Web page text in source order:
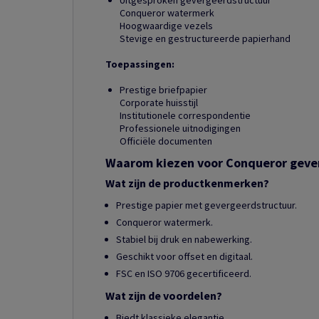
Conqueror watermerk
Hoogwaardige vezels
Stevige en gestructureerde papierhand
Toepassingen:
Prestige briefpapier
Corporate huisstijl
Institutionele correspondentie
Professionele uitnodigingen
Officiële documenten
Waarom kiezen voor Conqueror
Wat zijn de productkenmerken?
Prestige papier met gevergeerdstructuur.
Conqueror watermerk.
Stabiel bij druk en nabewerking.
Geschikt voor offset en digitaal.
FSC en ISO 9706 gecertificeerd.
Wat zijn de voordelen?